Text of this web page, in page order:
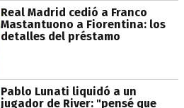
Real Madrid cedió a Franco
Mastantuono a Fiorentina: los
detalles del préstamo
Pablo Lunati liquidó a un
jugador de River: "pensé que